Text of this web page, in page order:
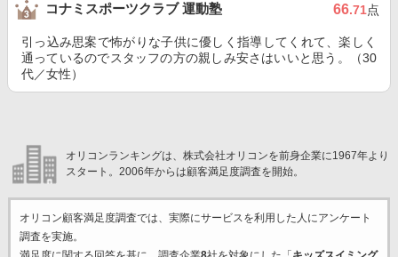
コナミスポーツクラブ 運動塾 66.71点
引っ込み思案で怖がりな子供に優しく指導してくれて、楽しく
通っているのでスタッフの方の親しみ安さはいいと思う。（30
代／女性）
オリコンランキングは、株式会社オリコンを前身企業に1967年より
スタート。2006年からは顧客満足度調査を開始。
オリコン顧客満足度調査では、実際にサービスを利用した 人にアンケート
調査を実施。